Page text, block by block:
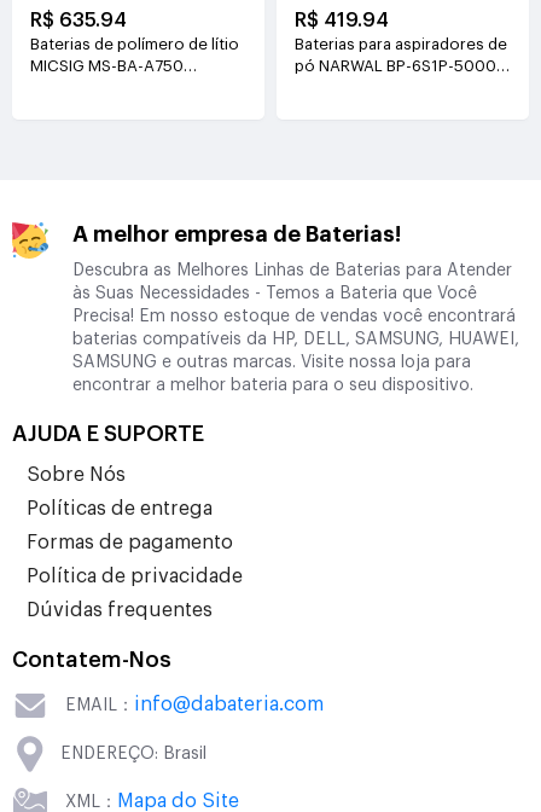
R$ 635.94
Baterias de polímero de lítio
MICSIG MS-BA-A750
R$ 419.94
Baterias para aspiradores de
pó NARWAL BP-6S1P-5000A
A melhor empresa de Baterias!
Descubra as Melhores Linhas de Baterias para Atender
às Suas Necessidades - Temos a Bateria que Você
Precisa! Em nosso estoque de vendas você encontrará
baterias compatíveis da HP, DELL, SAMSUNG, HUAWEI,
SAMSUNG e outras marcas. Visite nossa loja para
encontrar a melhor bateria para o seu dispositivo.
AJUDA E SUPORTE
Sobre Nós
Políticas de entrega
Formas de pagamento
Política de privacidade
Dúvidas frequentes
Contatem-Nos
EMAIL： info@dabateria.com
ENDEREÇO: Brasil
XML： Mapa do Site